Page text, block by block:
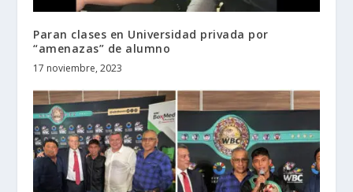
Paran clases en Universidad privada por
“amenazas” de alumno
17 noviembre, 2023